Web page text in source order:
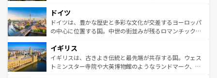
の城塞都市、穏やかなビーチリゾートまで多彩な表情を見
せる。地方によって風土や気候が異なるスペインはその個
性で訪れる人を魅了する。 なお、新着のスペイン情報はコ
で、幅広い魅力が詰まっている。華麗な宮殿、歴史的な大
聖堂、美しいビーチ、そして豊かな自然が、訪れる者を心
から魅了する。また、フランスは美食の国としても知ら
いる。シャンパンの発祥地であるランス、プロヴァンスの
香り高いラベンダー畑など、多彩な楽しみ方が可能だ。さ
らに、パリ以外の地域にも魅力が溢れており、どの街角に
ドイツ
ドイツは、豊かな歴史と多彩な文化が交差するヨーロッパ
の中心に位置する国。中世の街並みが残るロマンチック街
顔を持つこの国は、どこを歩いても飽きることがない。ベ
ルリンの文化的活気、バイエルン州のアルプスの絶景、そ
してライン川沿いのワイン畑といった風景は必見。ビール
イギリス
イギリスは、古きよき伝統と最先端が共存する国。ウェス
トミンスター寺院や大英博物館のようなランドマーク、歴